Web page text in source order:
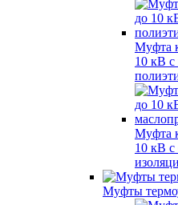
Муфта
10 кВ с
Муфта
10 кВ
Муфты